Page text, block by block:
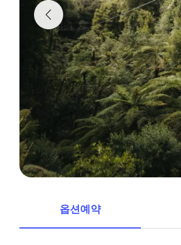
옵션예약